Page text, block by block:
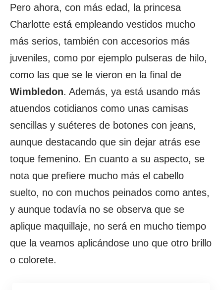
Pero ahora, con más edad, la princesa
Charlotte está empleando vestidos mucho
más serios, también con accesorios más
juveniles, como por ejemplo pulseras de hilo,
como las que se le vieron en la final de
Wimbledon. Además, ya está usando más
atuendos cotidianos como unas camisas
sencillas y suéteres de botones con jeans,
aunque destacando que sin dejar atrás ese
toque femenino. En cuanto a su aspecto, se
nota que prefiere mucho más el cabello
suelto, no con muchos peinados como antes,
y aunque todavía no se observa que se
aplique maquillaje, no será en mucho tiempo
que la veamos aplicándose uno que otro brillo
o colorete.